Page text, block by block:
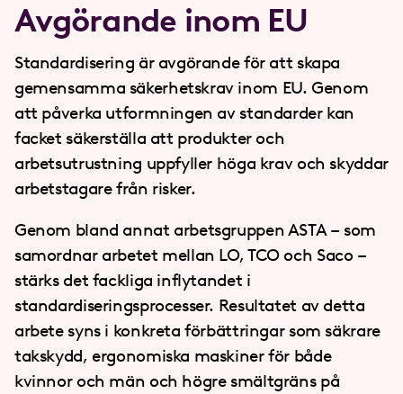
Avgörande inom EU
Standardisering är avgörande för att skapa
gemensamma säkerhetskrav inom EU. Genom
att påverka utformningen av standarder kan
facket säkerställa att produkter och
arbetsutrustning uppfyller höga krav och skyddar
arbetstagare från risker.
Genom bland annat arbetsgruppen ASTA – som
samordnar arbetet mellan LO, TCO och Saco –
stärks det fackliga inflytandet i
standardiseringsprocesser. Resultatet av detta
arbete syns i konkreta förbättringar som säkrare
takskydd, ergonomiska maskiner för både
kvinnor och män och högre smältgräns på